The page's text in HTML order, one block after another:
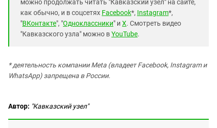
можно продолжать читать "Кавказский узел" на сайте,
как обычно, и в соцсетях Facebook*, Instagram*,
"ВКонтакте", "Одноклассники" и X. Смотреть видео
"Кавказского узла" можно вYouTube.
* деятельность компании Meta (владеет Facebook, Instagram и
WhatsApp) запрещена в России.
Автор: "Кавказский узел"